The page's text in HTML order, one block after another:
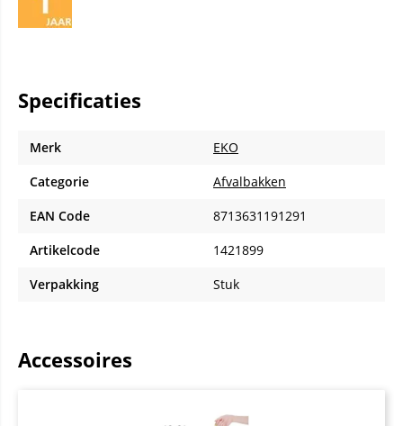
Specificaties
Merk
EKO
Categorie
Afvalbakken
EAN Code
8713631191291
Artikelcode
1421899
Verpakking
Stuk
Accessoires